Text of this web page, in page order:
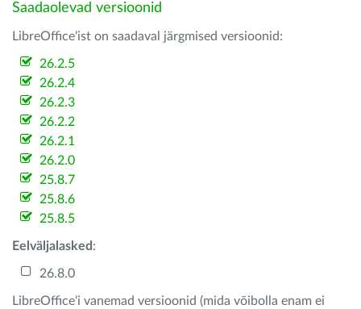
Saadaolevad versioonid
LibreOffice'ist on saadaval järgmised versioonid:
26.2.5
26.2.4
26.2.3
26.2.2
26.2.1
26.2.0
25.8.7
25.8.6
25.8.5
Eelväljalasked :
26.8.0
LibreOffice'i vanemad versioonid (mida võibolla enam ei